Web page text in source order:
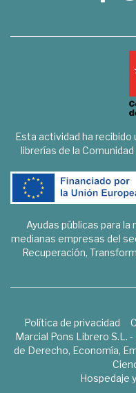
Esta actividad ha recibido
librerías de la
Ayudas públicas para
medianas empresas del
Recuperación,
Política de privacidad
Marcial Pons Librero S.L.
de Derecho, Economía,
Hospedaje